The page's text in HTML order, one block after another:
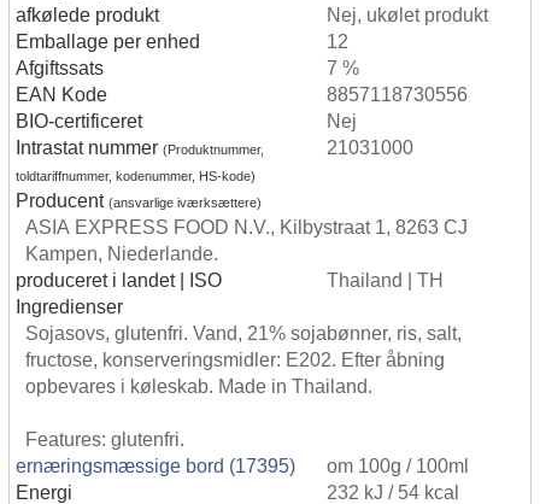
afkølede produkt
Nej, ukølet produkt
Emballage per enhed
12
Afgiftssats
7 %
EAN Kode
8857118730556
BIO-certificeret
Nej
Intrastat nummer (Produktnummer,
toldtariffnummer, kodenummer, HS-kode)
21031000
Producent (ansvarlige iværksættere)
ASIA EXPRESS FOOD N.V., Kilbystraat 1, 8263 CJ
Kampen, Niederlande.
produceret i landet | ISO
Thailand | TH
Ingredienser
Sojasovs, glutenfri. Vand, 21% sojabønner, ris, salt,
fructose, konserveringsmidler: E202. Efter åbning
opbevares i køleskab. Made in Thailand.
Features: glutenfri.
ernæringsmæssige bord (17395)
om 100g / 100ml
Energi
232 kJ / 54 kcal